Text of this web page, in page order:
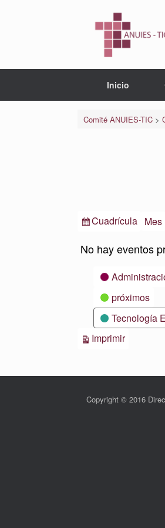
Inicio
Comité ANUIES-TIC>
Ver
Cuadrícula Mes
No hay eventos
Categorías
próximos
Tecnología
ImprimirVistas
Copyright © 2016